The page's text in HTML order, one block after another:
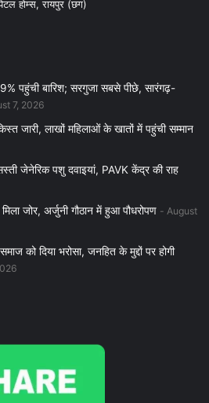
होम्स, रायपुर (छग)
पहुंची बारिश; सरगुजा सबसे पीछे, सारंगढ़-
7, 2026
जारी, लाखों महिलाओं के खातों में पहुंची सम्मान
जेनेरिक पशु दवाइयां, PAVK केंद्र की राह
जोर, अर्जुनी गौठान में हुआ पौधरोपण
August
को दिया भरोसा, जनहित के मुद्दों पर होगी